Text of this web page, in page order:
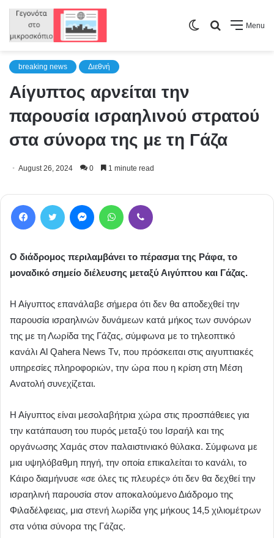
Menu
Search
Switch
breaking news Διεθνή
Αίγυπτος αρνείται την
παρουσία ισραηλινού στρατού
στα σύνορα της με τη Γάζα
August 26, 2024 0 1 minute read
Ο διάδρομος περιλαμβάνει το πέρασμα της Ράφα, το
μοναδικό σημείο διέλευσης μεταξύ Αιγύπτου και Γάζας.
Η Αίγυπτος επανάλαβε σήμερα ότι δεν θα αποδεχθεί την
παρουσία ισραηλινών δυνάμεων κατά μήκος των συνόρων
της με τη Λωρίδα της Γάζας, σύμφωνα με το τηλεοπτικό
κανάλι Al Qahera News Tv, που πρόσκειται στις αιγυπτιακές
υπηρεσίες πληροφοριών, την ώρα που η κρίση στη Μέση
Ανατολή συνεχίζεται.
Η Αίγυπτος είναι μεσολαβήτρια χώρα στις προσπάθειες για
την κατάπαυση του πυρός μεταξύ του Ισραήλ και της
οργάνωσης Χαμάς στον παλαιστινιακό θύλακα. Σύμφωνα με
μια υψηλόβαθμη πηγή, την οποία επικαλείται το κανάλι, το
Κάιρο διαμήνυσε «σε όλες τις πλευρές» ότι δεν θα δεχθεί την
ισραηλινή παρουσία στον αποκαλούμενο Διάδρομο της
Φιλαδέλφειας, μια στενή λωρίδα γης μήκους 14,5 χιλιομέτρων
στα νότια σύνορα της Γάζας.